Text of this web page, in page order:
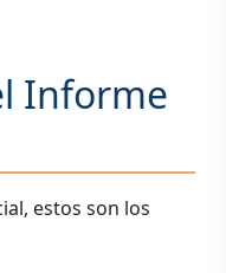
Informe
estos son los